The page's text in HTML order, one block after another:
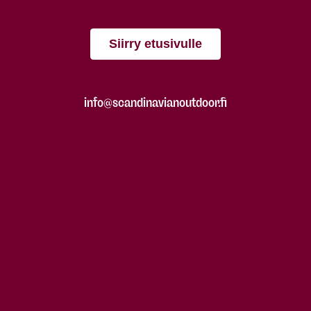
Siirry etusivulle
info@scandinavianoutdoor.fi